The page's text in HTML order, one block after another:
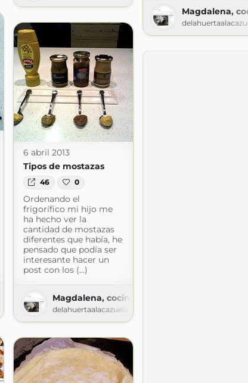
Magdalena,
y más
6 abril 2013
Tipos de mostazas
46 0
Ordenando el
frigorífico mi hijo me
ha hecho ver la
cantidad de mostazas
diferentes que había, he
pensado que podía ser
interesante hacer un
post con los (...)
Magdalena, cocina y más
delahuertaalacazuela.blogspot.com